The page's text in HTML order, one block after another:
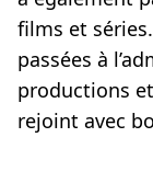
films et
passées à
productions
rejoint avec